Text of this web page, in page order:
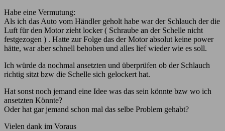
Habe eine Vermutung:
Als ich das Auto vom Händler geholt habe war der Schlauch der die
Luft für den Motor zieht locker ( Schraube an der Schelle nicht
festgezogen ) . Hatte zur Folge das der Motor absolut keine power
hätte, war aber schnell behoben und alles lief wieder wie es soll.
Ich würde da nochmal ansetzten und überprüfen ob der Schlauch
richtig sitzt bzw die Schelle sich gelockert hat.
Hat sonst noch jemand eine Idee was das sein könnte bzw wo ich
ansetzten Könnte?
Oder hat gar jemand schon mal das selbe Problem gehabt?
Vielen dank im Voraus